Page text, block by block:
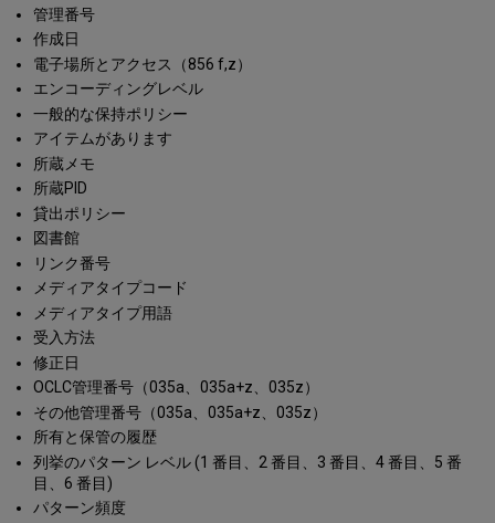
管理番号
作成日
電子場所とアクセス（856 f,z）
エンコーディングレベル
一般的な保持ポリシー
アイテムがあります
所蔵メモ
所蔵PID
貸出ポリシー
図書館
リンク番号
メディアタイプコード
メディアタイプ用語
受入方法
修正日
OCLC管理番号（035a、035a+z、035z）
その他管理番号（035a、035a+z、035z）
所有と保管の履歴
列挙のパターン レベル (1 番目、2 番目、3 番目、4 番目、5 番
目、6 番目)
パターン頻度